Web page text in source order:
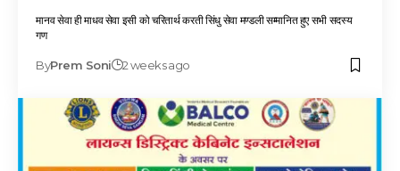
मानव सेवा ही माधव सेवा इसी को चरितार्थ करती सिंधु सेवा मण्डली सम्मानित हुए सभी सदस्य
गण
ByPrem Soni 2 weeks ago